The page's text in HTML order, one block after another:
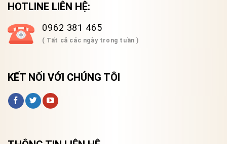
HOTLINE LIÊN HỆ:
0962 381 465
( Tất cả các ngày trong tuần )
KẾT NỐI VỚI CHÚNG TÔI